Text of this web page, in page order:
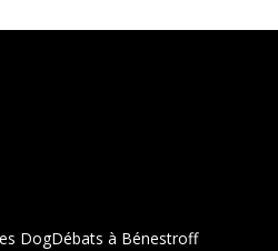
DogDébats à Bénestroff